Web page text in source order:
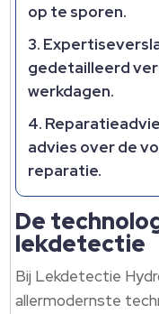
op te sporen.
gedetailleerd
werkdagen.
advies over de
reparatie.
De
lekdetectie
Bij Lekdetectie
allermodernste